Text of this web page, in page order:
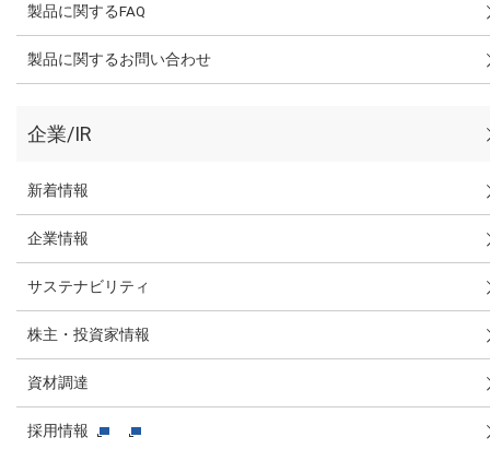
製品に関するFAQ
製品に関するお問い合わせ
企業/IR
新着情報
企業情報
サステナビリティ
株主・投資家情報
資材調達
採用情報